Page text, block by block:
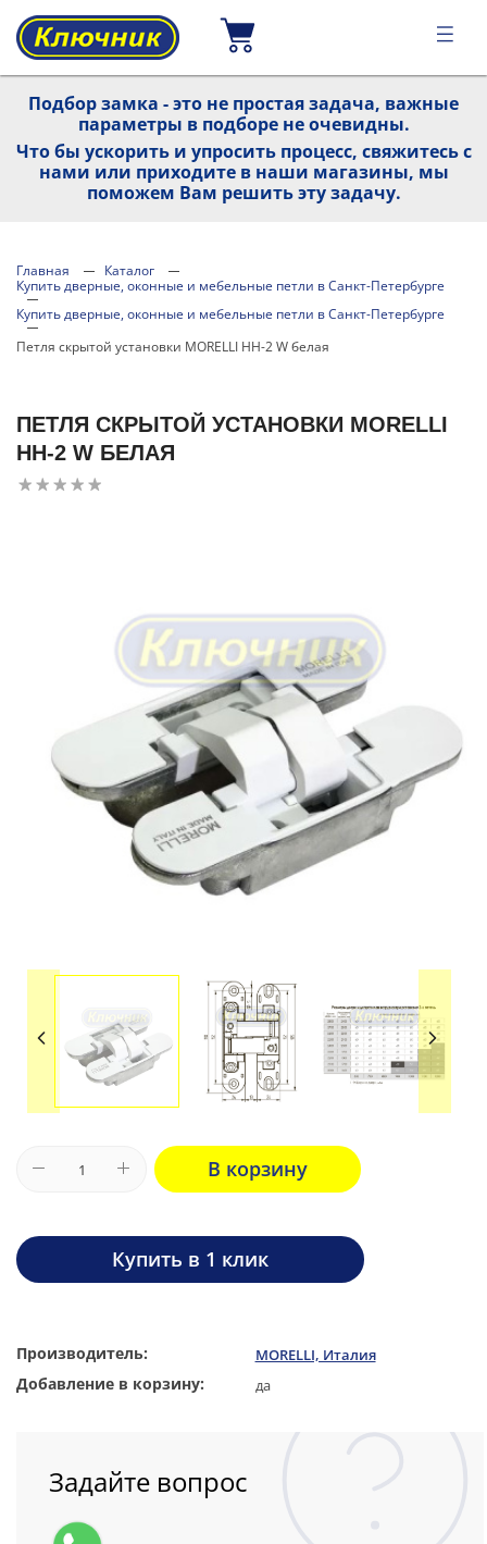
Подбор замка - это не простая задача, важные
параметры в подборе не очевидны.
Что бы ускорить и упросить процесс, свяжитесь с
нами или приходите в наши магазины, мы
поможем Вам решить эту задачу.
Главная
Каталог
Купить дверные, оконные и мебельные петли в Санкт-Петербурге
Купить дверные, оконные и мебельные петли в Санкт-Петербурге
Петля скрытой установки MORELLI HH-2 W белая
ПЕТЛЯ СКРЫТОЙ УСТАНОВКИ MORELLI
HH-2 W БЕЛАЯ
Производитель: MORELLI, Италия
Добавление в корзину: да
В корзину
Купить в 1 клик
Задайте вопрос